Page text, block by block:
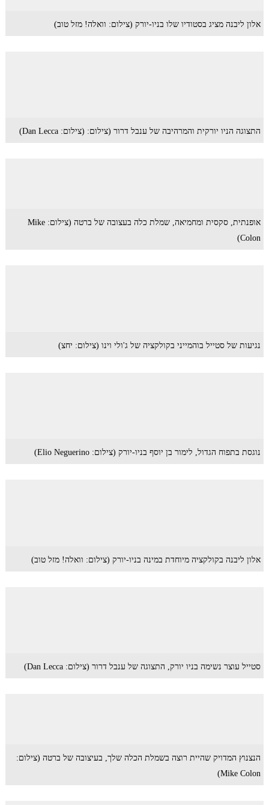
אלון ליבנה מציג בסטודיו שלו בניו-יורק (צילום: וואלה! מזל טוב)
התצוגה הניו יורקית והמרהיבה של ענבל דרור (צילום: (צילום: Dan Lecca)
אופנתית, סקסית ומחמיאה, שמלת כלה בעצובה של ברטה (צילום: Mike
Colon)
נגיעות של סטייל בוהמייני בקולקציה של ג'ולי וינו (צילום: יחצ)
נוגסת בתפוח הגדול, לימור בן יוסף בניו-יורק (צילום: Elio Neguerino)
אלון ליבנה בקולקציה מיוחדת במינה בניו-יורק (צילום: וואלה! מזל טוב)
סטייל עוצר נשימה בניו יורק, התצוגה של ענבל דרור (צילום: Dan Lecca)
הנצנוץ המדויק שהיית רוצה בשמלת הכלה שלך, בעיצובה של ברטה (צילום:
Mike Colon)